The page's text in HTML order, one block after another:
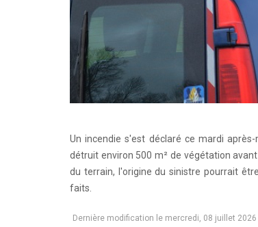
Un incendie s'est déclaré ce mardi
détruit environ 500 m² de végétation
du terrain, l'origine du sinistre pourrait
faits.
Dernière modification le mercredi, 08 juillet 2026